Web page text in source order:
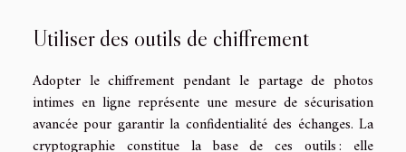
Utiliser des outils de chiffrement
Adopter le chiffrement pendant le partage de photos
intimes en ligne représente une mesure de sécurisation
avancée pour garantir la confidentialité des échanges. La
cryptographie constitue la base de ces outils : elle